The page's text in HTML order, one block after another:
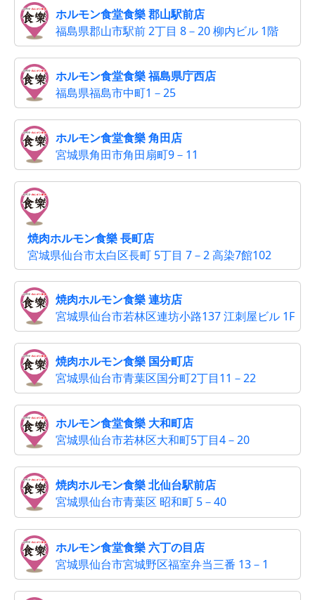
ホルモン食堂食樂 郡山駅前店
福島県郡山市駅前 2丁目 8－20 柳内ビル 1階
ホルモン食堂食樂 福島県庁西店
福島県福島市中町1－25
ホルモン食堂食樂 角田店
宮城県角田市角田扇町9－11
焼肉ホルモン食樂 長町店
宮城県仙台市太白区長町 5丁目 7－2 高染7館102
焼肉ホルモン食樂 連坊店
宮城県仙台市若林区連坊小路137 江刺屋ビル 1F
焼肉ホルモン食樂 国分町店
宮城県仙台市青葉区国分町2丁目11－22
ホルモン食堂食樂 大和町店
宮城県仙台市若林区大和町5丁目4－20
焼肉ホルモン食樂 北仙台駅前店
宮城県仙台市青葉区 昭和町 5－40
ホルモン食堂食樂 六丁の目店
宮城県仙台市宮城野区福室弁当三番 13－1